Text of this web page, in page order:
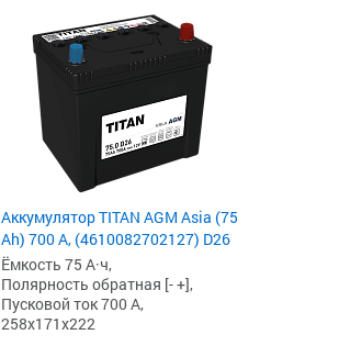
Аккумулятор TITAN AGM Asia (75
Ah) 700 А, (4610082702127) D26
Ёмкость 75 А·ч,
Полярность обратная [- +],
Пусковой ток 700 А,
258x171x222